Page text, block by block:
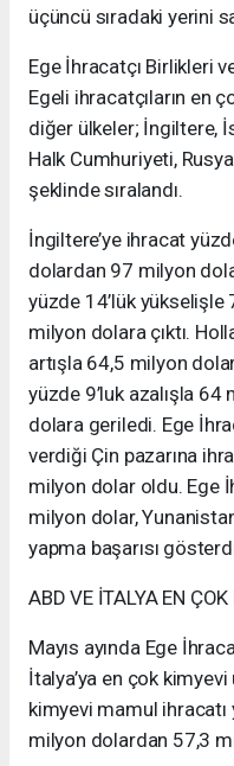
üçüncü sıradaki yerini
Ege İhracatçı Birlikleri
Egeli ihracatçıların en
diğer ülkeler; İngiltere,
Halk Cumhuriyeti,
şeklinde sıralandı.
İngiltere’ye ihracat
dolardan 97 milyon
yüzde 14’lük
milyon dolara çıktı.
artışla 64,5 milyon
yüzde 9’luk azalışla
dolara geriledi. Ege
verdiği Çin pazarına
milyon dolar oldu. Ege
milyon dolar,
yapma başarısı
ABD VE İTALYA EN
Mayıs ayında Ege
İtalya’ya en çok
kimyevi mamul ihracatı
milyon dolardan 57,3